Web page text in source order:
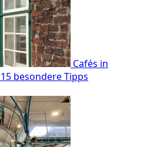
Cafés in
besondere Tipps